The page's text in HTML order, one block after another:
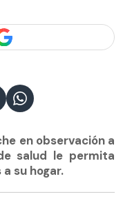
en observación a
salud le permita
su hogar.